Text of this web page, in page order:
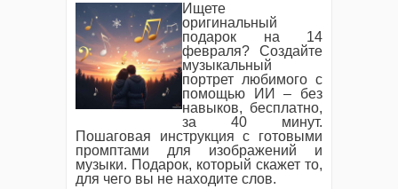
Ищете
оригинальный
подарок на 14
февраля? Создайте
музыкальный
портрет любимого с
помощью ИИ – без
навыков, бесплатно,
за 40 минут.
Пошаговая инструкция с готовыми
промптами для изображений и
музыки. Подарок, который скажет то,
для чего вы не находите слов.